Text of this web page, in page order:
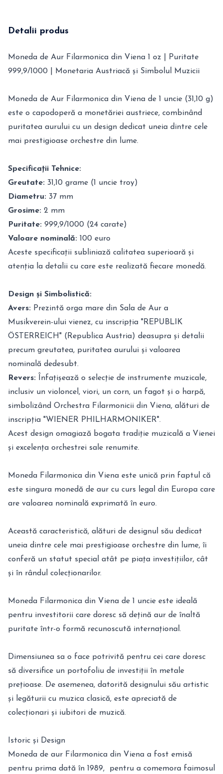
Detalii produs
Moneda de Aur Filarmonica din Viena 1 oz | Puritate
999,9/1000 | Monetaria Austriacă și Simbolul Muzicii
Moneda de Aur Filarmonica din Viena de 1 uncie (31,10 g)
este o capodoperă a monetăriei austriece, combinând
puritatea aurului cu un design dedicat uneia dintre cele
mai prestigioase orchestre din lume.
Specificații Tehnice:
Greutate: 31,10 grame (1 uncie troy)
Diametru: 37 mm
Grosime: 2 mm
Puritate: 999,9/1000 (24 carate)
Valoare nominală: 100 euro
Aceste specificații subliniază calitatea superioară și
atenția la detalii cu care este realizată fiecare monedă.
Design și Simbolistică:
Avers: Prezintă orga mare din Sala de Aur a
Musikverein-ului vienez, cu inscripția "REPUBLIK
ÖSTERREICH" (Republica Austria) deasupra și detalii
precum greutatea, puritatea aurului și valoarea
nominală dedesubt.
Revers: Înfațișează o selecție de instrumente muzicale,
inclusiv un violoncel, viori, un corn, un fagot și o harpă,
simbolizând Orchestra Filarmonicii din Viena, alături de
inscripția "WIENER PHILHARMONIKER".
Acest design omagiază bogata tradiție muzicală a Vienei
și excelența orchestrei sale renumite.
Moneda Filarmonica din Viena este unică prin faptul că
este singura monedă de aur cu curs legal din Europa care
are valoarea nominală exprimată în euro.
Această caracteristică, alături de designul său dedicat
uneia dintre cele mai prestigioase orchestre din lume, îi
conferă un statut special atât pe piața investițiilor, cât
și în rândul colecționarilor.
Moneda Filarmonica din Viena de 1 uncie este ideală
pentru investitorii care doresc să dețină aur de înaltă
puritate într-o formă recunoscută internațional.
Dimensiunea sa o face potrivită pentru cei care doresc
să diversifice un portofoliu de investiții în metale
prețioase. De asemenea, datorită designului său artistic
și legăturii cu muzica clasică, este apreciată de
colecționari și iubitori de muzică.
Istoric și Design
Moneda de aur Filarmonica din Viena a fost emisă
pentru prima dată în 1989, pentru a comemora faimosul